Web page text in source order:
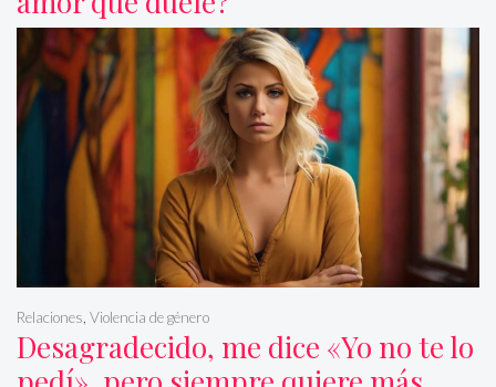
Desagradecido, me dice «Yo no te lo
Relaciones Violencia de género